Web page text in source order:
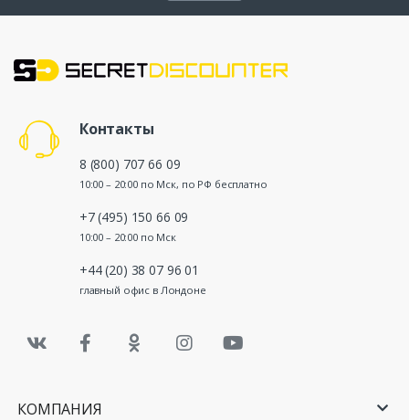
любого типа химчистки в нашем каталоге купонов и
принесет процент кэшбэка, гарантируем. Секрет
Контакты
8 (800) 707 66 09
10:00 – 20:00 по Мск, по РФ бесплатно
+7 (495) 150 66 09
10:00 – 20:00 по Мск
+44 (20) 38 07 96 01
главный офис в Лондоне
КОМПАНИЯ